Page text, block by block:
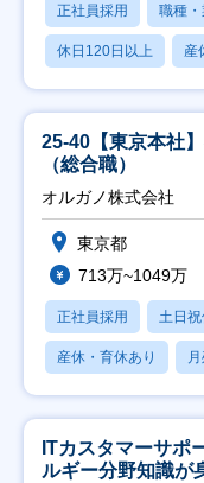
正社員採用 職種
休日120日以上 産
25-40【東京本社
（総合職）
オルガノ株式会社
東京都
713万~1049万
正社員採用 土日
産休・育休あり
ITカスタマーサポ
ルギー分野知識が